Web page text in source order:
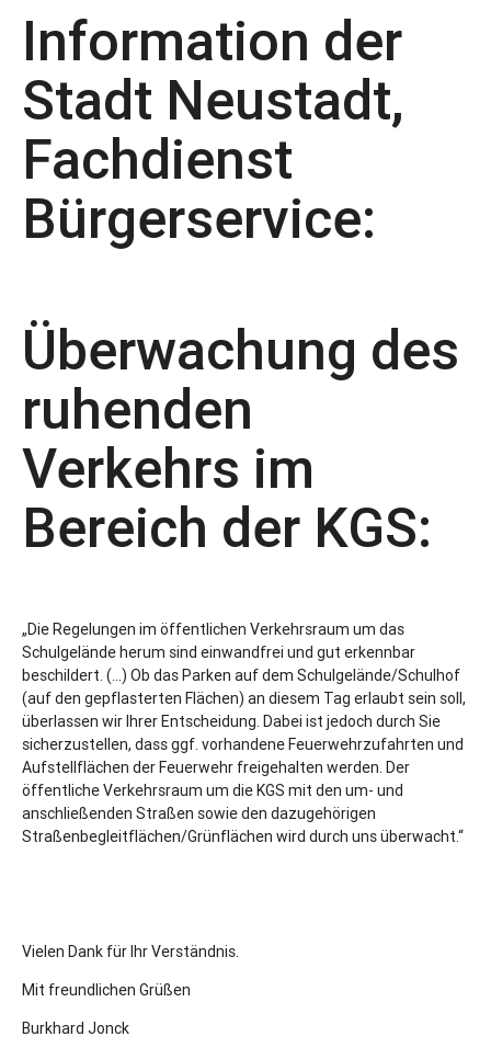
Information der
Stadt Neustadt,
Fachdienst
Bürgerservice:
Überwachung des
ruhenden
Verkehrs im
Bereich der KGS:
„Die Regelungen im öffentlichen Verkehrsraum um das
Schulgelände herum sind einwandfrei und gut erkennbar
beschildert. (…) Ob das Parken auf dem Schulgelände/Schulhof
(auf den gepflasterten Flächen) an diesem Tag erlaubt sein soll,
überlassen wir Ihrer Entscheidung. Dabei ist jedoch durch Sie
sicherzustellen, dass ggf. vorhandene Feuerwehrzufahrten und
Aufstellflächen der Feuerwehr freigehalten werden. Der
öffentliche Verkehrsraum um die KGS mit den um- und
anschließenden Straßen sowie den dazugehörigen
Straßenbegleitflächen/Grünflächen wird durch uns überwacht.“
Vielen Dank für Ihr Verständnis.
Mit freundlichen Grüßen
Burkhard Jonck